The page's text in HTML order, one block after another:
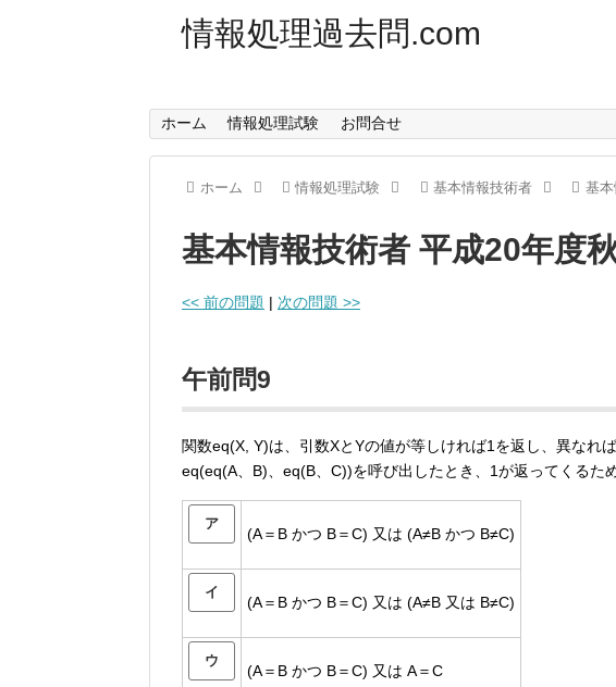
情報処理過去問.com
ホーム 情報処理試験 お問合せ
ホーム 情報処理試験 基本情報技術者 基
基本情報技術者 平成20年度
<< 前の問題 | 次の問題 >>
午前問9
関数eq(X, Y)は、引数XとYの値が等しければ1を返し、異なれ
eq(eq(A、B)、eq(B、C))を呼び出したとき、1が返ってくるた
ア
(A＝B かつ B＝C) 又は (A≠B かつ B≠C)
イ
(A＝B かつ B＝C) 又は (A≠B 又は B≠C)
ウ
(A＝B かつ B＝C) 又は A＝C